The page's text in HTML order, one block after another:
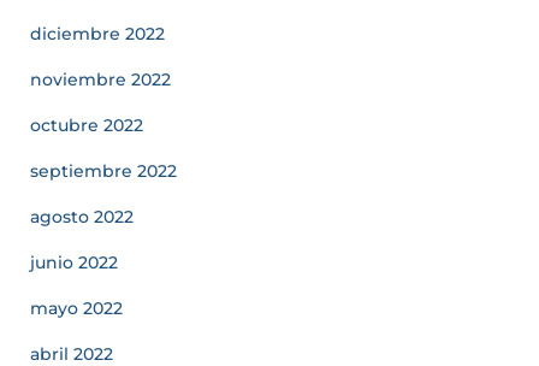
diciembre 2022
noviembre 2022
octubre 2022
septiembre 2022
agosto 2022
junio 2022
mayo 2022
abril 2022